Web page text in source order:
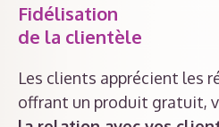
Fidélisation
de la clientèle
Les clients apprécient les
offrant un produit gratuit,